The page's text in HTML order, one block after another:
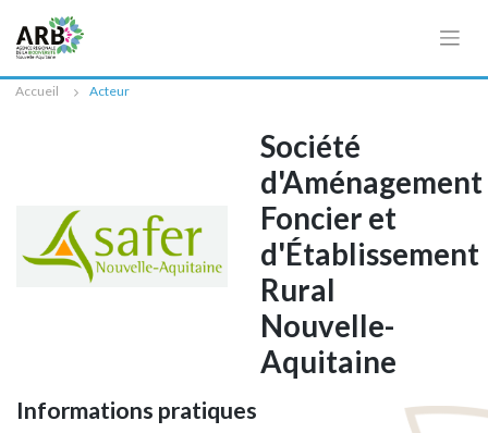
Accueil Acteur
Société
d'Aménagement
Foncier et
d'Établissement
Rural
Nouvelle-
Aquitaine
Informations pratiques